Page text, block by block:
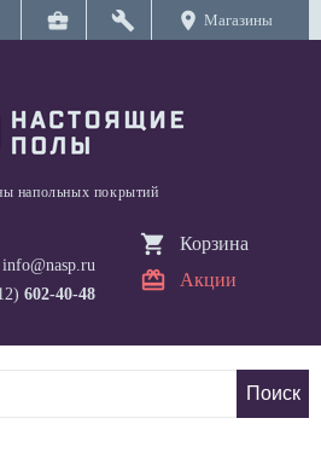
business_center build location_on Магазины
напольных покрытий
info@nasp.ru
602-40-48
Корзина
Акции